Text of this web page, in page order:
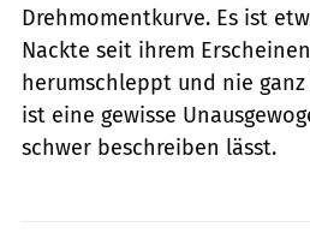
Drehmomentkurve. Es ist
Nackte seit ihrem
herumschleppt und nie
ist eine gewisse
schwer beschreiben lässt.